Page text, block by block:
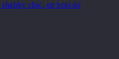
chic, en bois de